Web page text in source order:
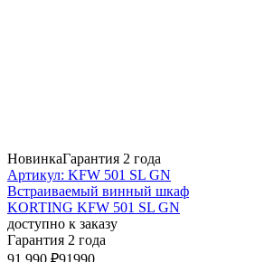
НовинкаГарантия 2 года
Артикул: KFW 501 SL GN
Встраиваемый винный шкаф
KORTING KFW 501 SL GN
доступно к заказу
Гарантия 2 года